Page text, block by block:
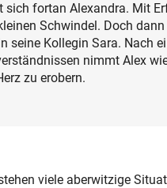
sich fortan Alexandra. Mit
Schwindel. Doch
seine Kollegin Sara. Nach
nimmt Alex
zu erobern.
viele aberwitzige